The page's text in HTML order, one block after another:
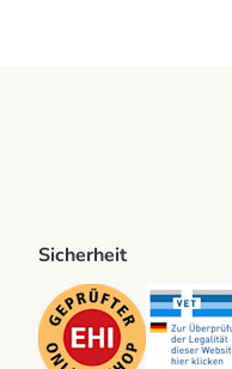
Sicherheit
Security